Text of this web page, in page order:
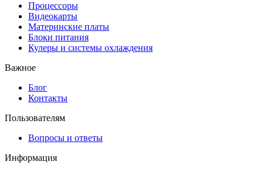
Процессоры
Видеокарты
Материнские платы
Блоки питания
Кулеры и системы охлаждения
Важное
Блог
Контакты
Пользователям
Вопросы и ответы
Информация